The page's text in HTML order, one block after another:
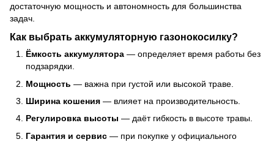
достаточную мощность и автономность для большинства
задач.
Как выбрать аккумуляторную газонокосилку?
Ёмкость аккумулятора — определяет время работы без
подзарядки.
Мощность — важна при густой или высокой траве.
Ширина кошения — влияет на производительность.
Регулировка высоты — даёт гибкость в высоте травы.
Гарантия и сервис — при покупке у официального